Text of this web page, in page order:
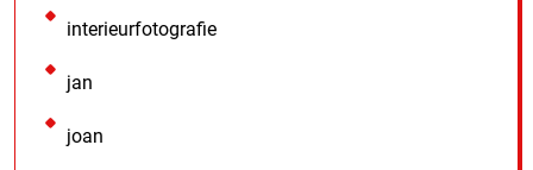
interieurfotografie
jan
joan